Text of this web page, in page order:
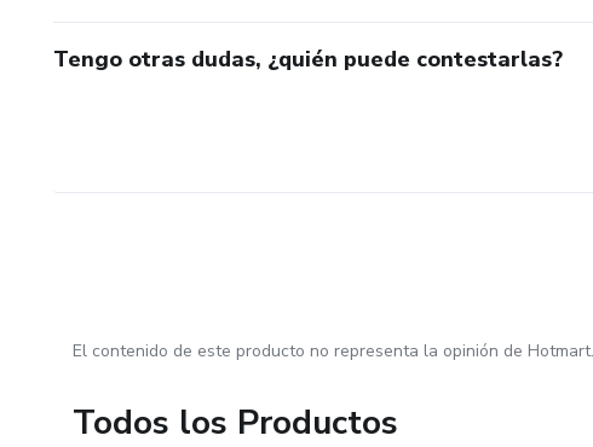
Tengo otras dudas, ¿quién puede contestarlas?
El contenido de este producto no representa la opinión de
Todos los Productos